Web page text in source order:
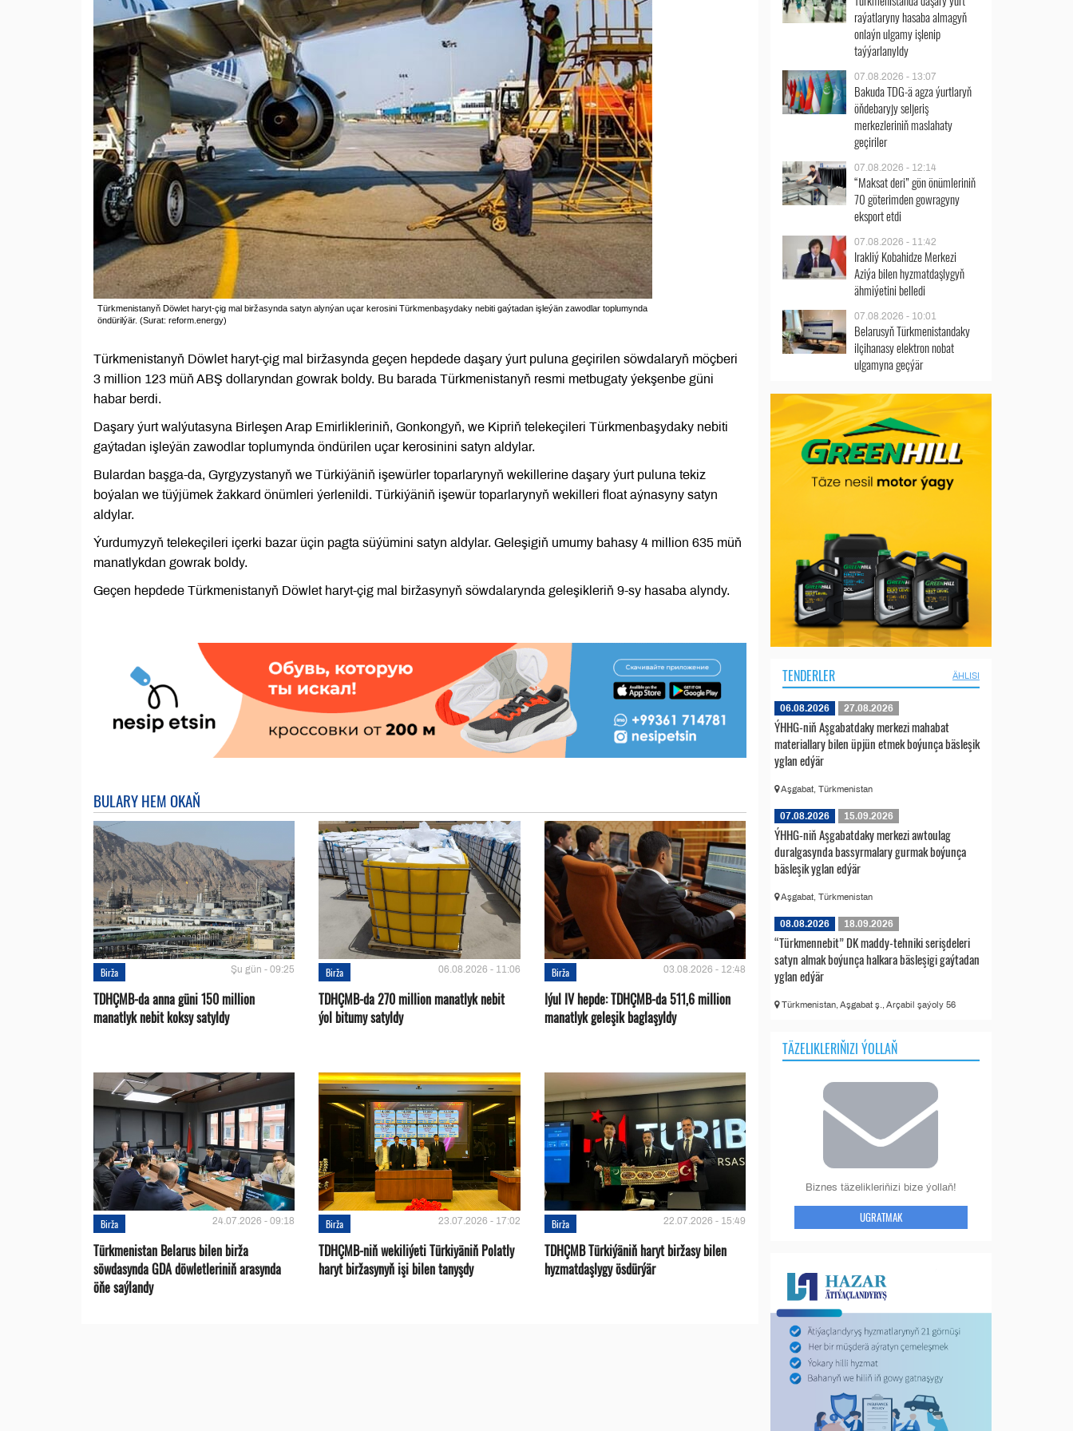
Türkmenistanyň Döwlet haryt-çig mal biržasynda satyn alynýan uçar kerosini Türkmenbaşydaky nebiti gaýtadan işleýän zawodlar toplumynda
öndürilýär. (Surat: reform.energy)
Türkmenistanyň Döwlet haryt-çig mal biržasynda geçen hepdede daşary ýurt puluna geçirilen söwdalaryň möçberi
3 million 123 müň ABŞ dollaryndan gowrak boldy. Bu barada Türkmenistanyň resmi metbugaty ýekşenbe güni
habar berdi.
Daşary ýurt walýutasyna Birleşen Arap Emirlikleriniň, Gonkongyň, we Kipriň telekeçileri Türkmenbaşydaky nebiti
gaýtadan işleýän zawodlar toplumynda öndürilen uçar kerosinini satyn aldylar.
Bulardan başga-da, Gyrgyzystanyň we Türkiýäniň işewürler toparlarynyň wekillerine daşary ýurt puluna tekiz
boýalan we tüýjümek žakkard önümleri ýerlenildi. Türkiýäniň işewür toparlarynyň wekilleri float aýnasyny satyn
aldylar.
Ýurdumyzyň telekeçileri içerki bazar üçin pagta süýümini satyn aldylar. Geleşigiň umumy bahasy 4 million 635 müň
manatlykdan gowrak boldy.
Geçen hepdede Türkmenistanyň Döwlet haryt-çig mal biržasynyň söwdalarynda geleşikleriň 9-sy hasaba alyndy.
BULARY HEM OKAŇ
Birža Şu gün - 09:25
TDHÇMB-da anna güni 150 million
manatlyk nebit koksy satyldy
Birža 06.08.2026 - 11:06
TDHÇMB-da 270 million manatlyk nebit
ýol bitumy satyldy
Birža 03.08.2026 - 12:48
Iýul IV hepde: TDHÇMB-da 511,6 million
manatlyk geleşik baglaşyldy
Birža 24.07.2026 - 09:18
Türkmenistan Belarus bilen birža
söwdasynda GDA döwletleriniň arasynda
öňe saýlandy
Birža 23.07.2026 - 17:02
TDHÇMB-niň wekiliýeti Türkiyäniň Polatly
haryt biržasynyň işi bilen tanyşdy
Birža 22.07.2026 - 15:49
TDHÇMB Türkiýäniň haryt biržasy bilen
hyzmatdaşlygy ösdürýär
raýatlaryny hasaba almagyň
onlaýn ulgamy işlenip
taýýarlanyldy
07.08.2026 - 13:07
Bakuda TDG-ä agza ýurtlaryň
öňdebaryjy seljeriş
merkezleriniň maslahaty
geçiriler
07.08.2026 - 12:14
“Maksat deri” gön önümleriniň
70 göterimden gowragyny
eksport etdi
07.08.2026 - 11:42
Irakliý Kobahidze Merkezi
Aziýa bilen hyzmatdaşlygyň
ähmiýetini belledi
07.08.2026 - 10:01
Belarusyň Türkmenistandaky
ilçihanasy elektron nobat
ulgamyna geçýär
TENDERLER ÄHLISI
06.08.2026 27.08.2026
ÝHHG-niň Aşgabatdaky merkezi mahabat
materiallary bilen üpjün etmek boýunça bäsleşik
yglan edýär
Aşgabat, Türkmenistan
07.08.2026 15.09.2026
ÝHHG-niň Aşgabatdaky merkezi awtoulag
duralgasynda bassyrmalary gurmak boýunça
bäsleşik yglan edýär
Aşgabat, Türkmenistan
08.08.2026 18.09.2026
“Türkmennebit” DK maddy-tehniki serişdeleri
satyn almak boýunça halkara bäsleşigi gaýtadan
yglan edýär
Türkmenistan, Aşgabat ş., Arçabil şaýoly 56
TÄZELIKLERIŇIZI ÝOLLAŇ
Biznes täzelikleriňizi bize ýollaň!
UGRATMAK